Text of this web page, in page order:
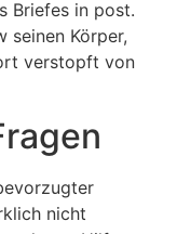
Briefes in post.
seinen Körper,
verstopft von
nicht